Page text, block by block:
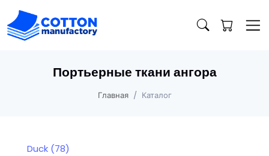
Портьерные ткани ангора
Главная Каталог
Duck (78)